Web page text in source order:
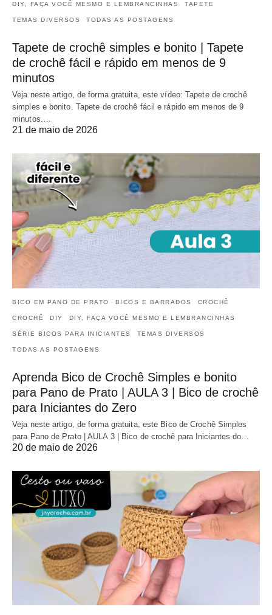
DIY, FAÇA VOCÊ MESMO E LEMBRANCINHAS TAPETE
TEMAS DIVERSOS TODAS AS POSTAGENS
Tapete de crochê simples e bonito | Tapete
de crochê fácil e rápido em menos de 9
minutos
Veja neste artigo, de forma gratuita, este vídeo: Tapete de crochê
simples e bonito. Tapete de crochê fácil e rápido em menos de 9
minutos.…
21 de maio de 2026
BICO EM PANO DE PRATO BICOS E BARRADOS CROCHÊ
CROCHÊ DIY DIY, FAÇA VOCÊ MESMO E LEMBRANCINHAS
SÉRIE BICOS PARA INICIANTES TEMAS DIVERSOS
TODAS AS POSTAGENS
Aprenda Bico de Crochê Simples e bonito
para Pano de Prato | AULA 3 | Bico de crochê
para Iniciantes do Zero
Veja neste artigo, de forma gratuita, este Bico de Crochê Simples
para Pano de Prato | AULA 3 | Bico de crochê para Iniciantes do…
20 de maio de 2026